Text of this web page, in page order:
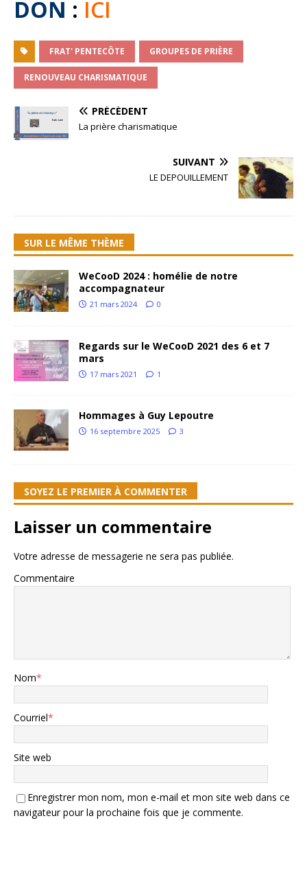
DON : ICI
FRAT' PENTECÔTE GROUPES DE PRIÈRE
RENOUVEAU CHARISMATIQUE
PRÉCÉDENT
La prière charismatique
SUIVANT
LE DEPOUILLEMENT
SUR LE MÊME THÈME
WeCooD 2024 : homélie de notre
accompagnateur
21 mars 2024 0
Regards sur le WeCooD 2021 des 6 et 7
mars
17 mars 2021 1
Hommages à Guy Lepoutre
16 septembre 2025 3
SOYEZ LE PREMIER À COMMENTER
Laisser un commentaire
Votre adresse de messagerie ne sera pas publiée.
Commentaire
Nom*
Courriel*
Site web
Enregistrer mon nom, mon e-mail et mon site web dans ce
navigateur pour la prochaine fois que je commente.